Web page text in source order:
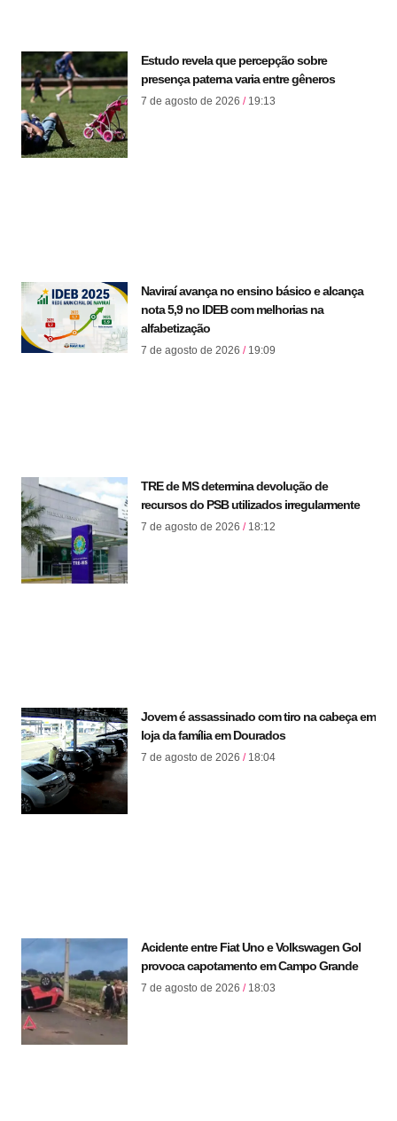
Estudo revela que percepção sobre
presença paterna varia entre gêneros
7 de agosto de 2026 19:13
Naviraí avança no ensino básico e alcança
nota 5,9 no IDEB com melhorias na
alfabetização
7 de agosto de 2026 19:09
TRE de MS determina devolução de
recursos do PSB utilizados irregularmente
7 de agosto de 2026 18:12
Jovem é assassinado com tiro na cabeça em
loja da família em Dourados
7 de agosto de 2026 18:04
Acidente entre Fiat Uno e Volkswagen Gol
provoca capotamento em Campo Grande
7 de agosto de 2026 18:03